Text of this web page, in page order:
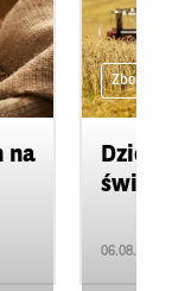
na
Zboża i
06.08.2026